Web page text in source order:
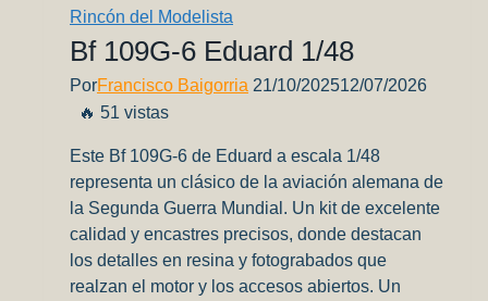
foto
que
la
haga
brillar
Rincón del Modelista
Bf 109G-6 Eduard 1/48
PorFrancisco Baigorria 21/10/202512/07/2026
🔥 51 vistas
Este Bf 109G-6 de Eduard a escala 1/48
representa un clásico de la aviación alemana de
la Segunda Guerra Mundial. Un kit de excelente
calidad y encastres precisos, donde destacan
los detalles en resina y fotograbados que
realzan el motor y los accesos abiertos. Un